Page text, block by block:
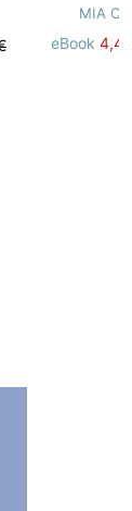
MIA
eBook